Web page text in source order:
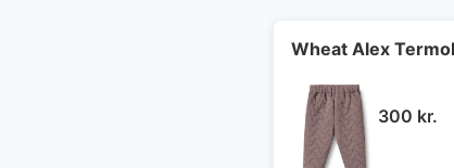
Wheat Alex
300 kr.